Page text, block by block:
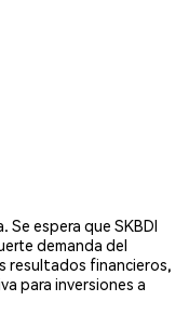
espera que SKBDI
demanda del
resultados financieros,
para inversiones a